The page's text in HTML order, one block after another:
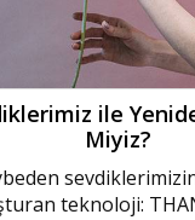
ile
Miyiz?
teknoloji: